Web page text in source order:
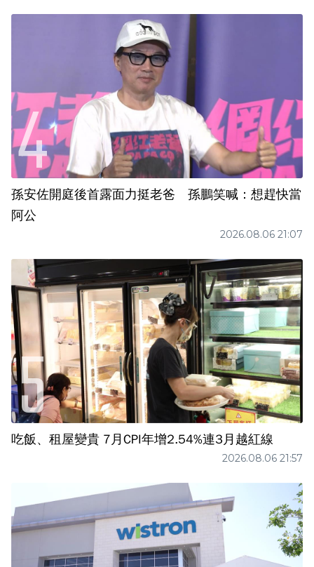
孫安佐開庭後首露面力挺老爸 孫鵬笑喊：想趕快當
阿公
2026.08.06 21:07
吃飯、租屋變貴 7月CPI年增2.54%連3月越紅線
2026.08.06 21:57